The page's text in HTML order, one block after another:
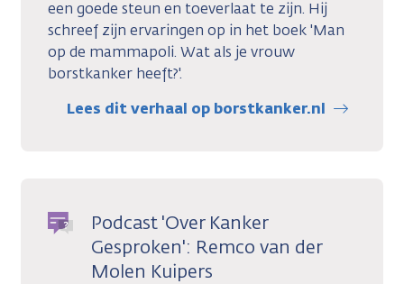
een goede steun en toeverlaat te zijn. Hij
schreef zijn ervaringen op in het boek 'Man
op de mammapoli. Wat als je vrouw
borstkanker heeft?'.
Lees dit verhaal op borstkanker.nl
Podcast 'Over Kanker
Gesproken': Remco van der
Molen Kuipers